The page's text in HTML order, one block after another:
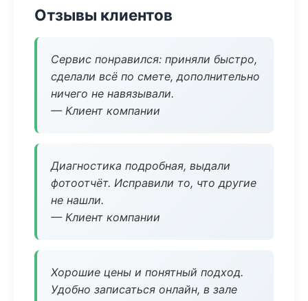
Отзывы клиентов
Сервис понравился: приняли быстро,
сделали всё по смете, дополнительно
ничего не навязывали.
— Клиент компании
Диагностика подробная, выдали
фотоотчёт. Исправили то, что другие
не нашли.
— Клиент компании
Хорошие цены и понятный подход.
Удобно записаться онлайн, в зале